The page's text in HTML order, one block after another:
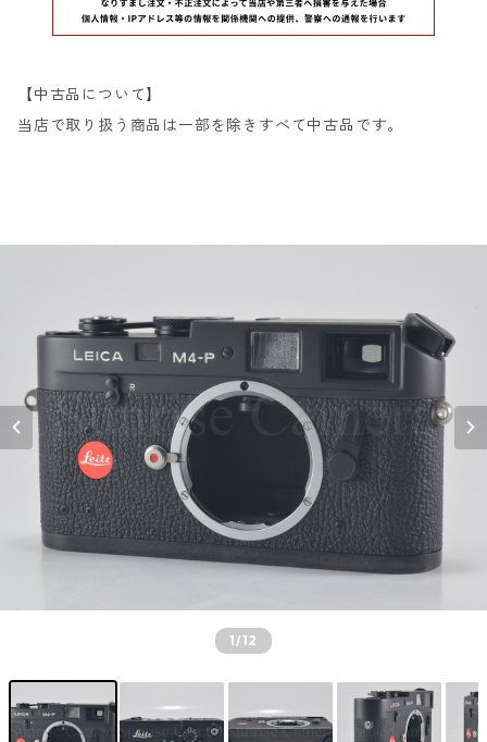
【中古品について】
当店で取り扱う商品は一部を除きすべて中古品です。
1/12